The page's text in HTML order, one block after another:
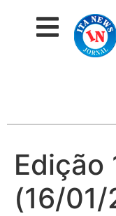
Edição
(16/